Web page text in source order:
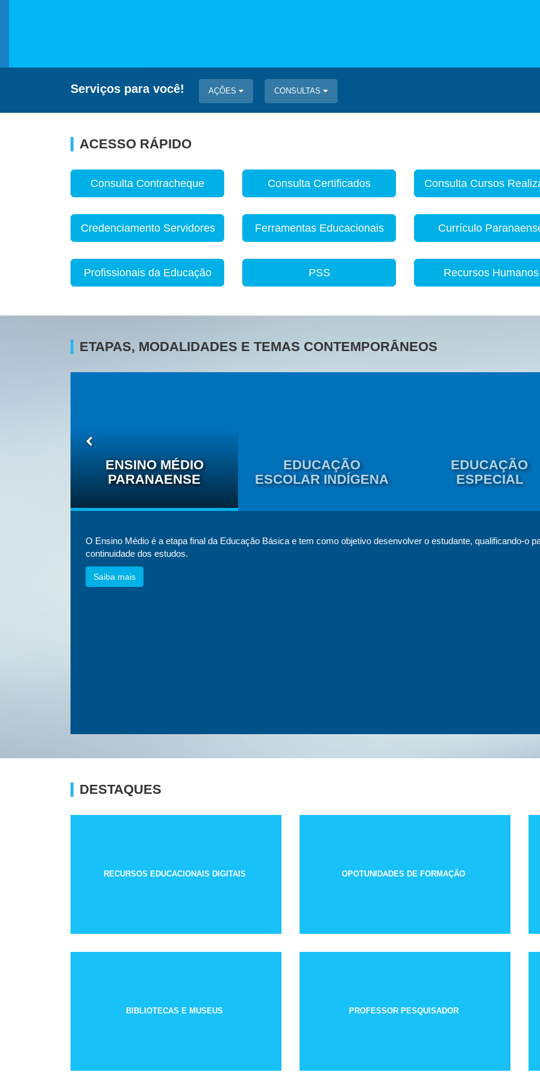
Serviços para você! AÇÕES CONSULTAS
ACESSO RÁPIDO
Consulta Contracheque Consulta Certificados Consulta Cursos
Credenciamento Servidores Ferramentas Educacionais Currículo
Profissionais da Educação PSS Recursos Humanos
ETAPAS, MODALIDADES E TEMAS CONTEMPORÂNEOS
ENSINO MÉDIO
PARANAENSE
EDUCAÇÃO
ESCOLAR INDÍGENA
EDUCAÇÃO
ESPECIAL
O Ensino Médio é a etapa final da Educação Básica e tem como objetivo desenvolver o estudante, qualificando-o
continuidade dos estudos.
Saiba mais
DESTAQUES
RECURSOS EDUCACIONAIS DIGITAIS OPOTUNIDADES DE FORMAÇÃO
BIBLIOTECAS E MUSEUS PROFESSOR PESQUISADOR